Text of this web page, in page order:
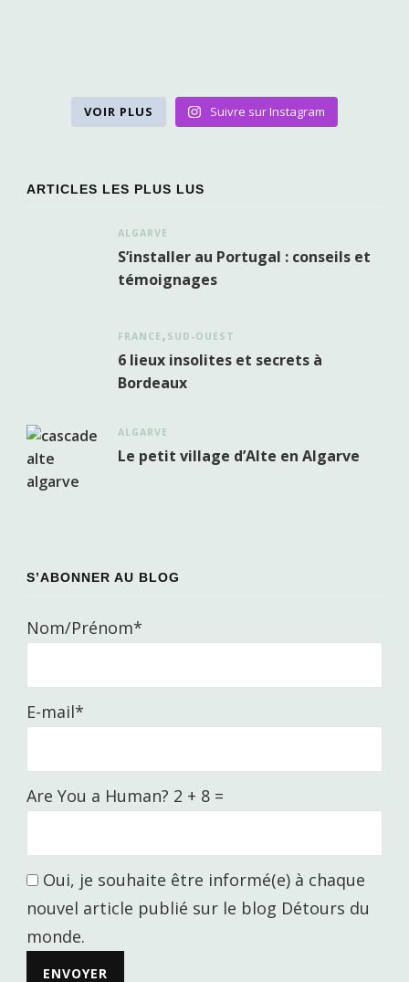
VOIR PLUS Suivre sur Instagram
ARTICLES LES PLUS LUS
ALGARVE
S’installer au Portugal : conseils et
témoignages
FRANCE SUD-OUEST
6 lieux insolites et secrets à
Bordeaux
ALGARVE
Le petit village d’Alte en Algarve
S’ABONNER AU BLOG
Nom/Prénom*
E-mail*
Are You a Human? 2 + 8 =
Oui, je souhaite être informé(e) à chaque
nouvel article publié sur le blog Détours du
monde.